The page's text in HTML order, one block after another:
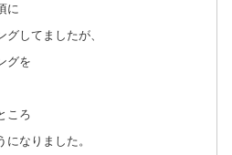
に
グしてましたが、
グを
ころ
なりました。